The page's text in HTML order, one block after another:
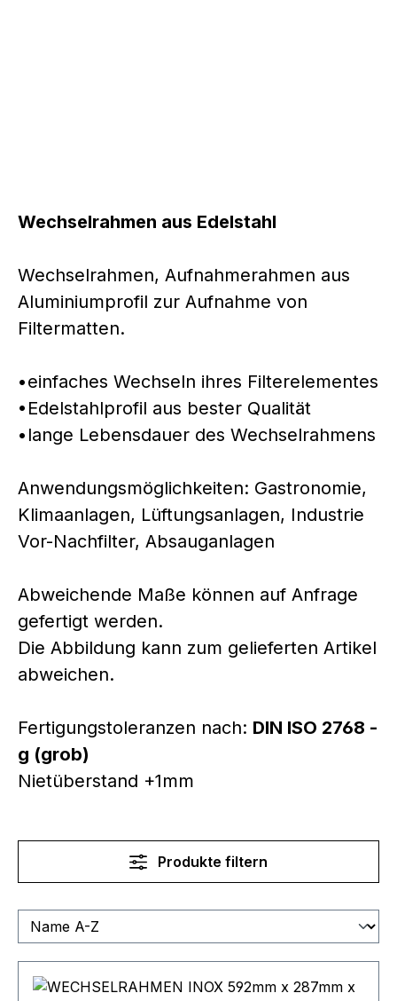
Wechselrahmen aus Edelstahl
Wechselrahmen, Aufnahmerahmen aus
Aluminiumprofil zur Aufnahme von
Filtermatten.
•einfaches Wechseln ihres Filterelementes
•Edelstahlprofil aus bester Qualität
•lange Lebensdauer des Wechselrahmens
Anwendungsmöglichkeiten: Gastronomie,
Klimaanlagen, Lüftungsanlagen, Industrie
Vor-Nachfilter, Absauganlagen
Abweichende Maße können auf Anfrage
gefertigt werden.
Die Abbildung kann zum gelieferten Artikel
abweichen.
Fertigungstoleranzen nach: DIN ISO 2768 -
g (grob)
Nietüberstand +1mm
Produkte filtern